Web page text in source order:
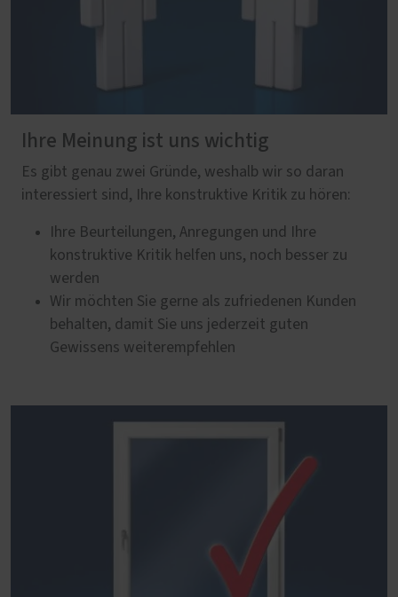
Ihre Meinung ist uns wichtig
Es gibt genau zwei Gründe, weshalb wir so daran
interessiert sind, Ihre konstruktive Kritik zu hören:
Ihre Beurteilungen, Anregungen und Ihre
konstruktive Kritik helfen uns, noch besser zu
werden
Wir möchten Sie gerne als zufriedenen Kunden
behalten, damit Sie uns jederzeit guten
Gewissens weiterempfehlen